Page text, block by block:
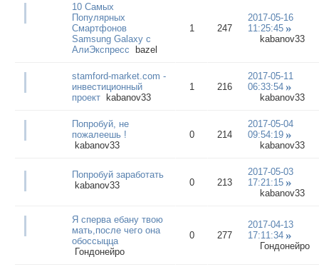
10 Самых
Популярных
Смартфонов
Samsung Galaxy с
АлиЭкспресс bazel
1 247
2017-05-16
11:25:45
kabanov33
stamford-market.com -
инвестиционный
проект kabanov33
1 216
2017-05-11
06:33:54
kabanov33
Попробуй, не
пожалеешь !
kabanov33
0 214
2017-05-04
09:54:19
kabanov33
Попробуй заработать
kabanov33
0 213
2017-05-03
17:21:15
kabanov33
Я сперва ебану твою
мать,после чего она
обоссыцца
Гондонейро
0 277
2017-04-13
17:11:34
Гондонейро